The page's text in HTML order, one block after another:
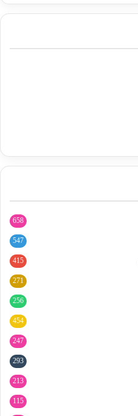
658
547
415
271
256
454
247
293
213
115